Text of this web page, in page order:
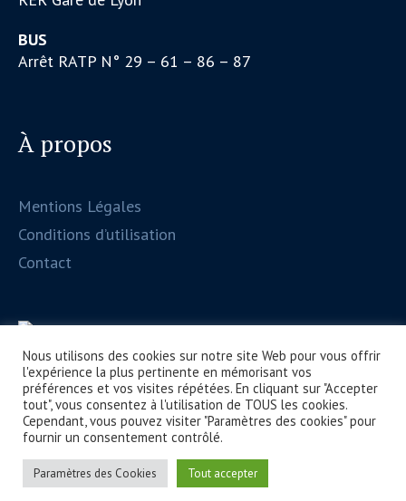
BUS
Arrêt RATP N° 29 – 61 – 86 – 87
À propos
Mentions Légales
Conditions d’utilisation
Contact
ESSPF © 2025 / Tous droits réservés
Nous utilisons des cookies sur notre site Web pour vous offrir
l'expérience la plus pertinente en mémorisant vos
préférences et vos visites répétées. En cliquant sur "Accepter
tout", vous consentez à l'utilisation de TOUS les cookies.
Cependant, vous pouvez visiter "Paramètres des cookies" pour
fournir un consentement contrôlé.
Paramètres des Cookies Tout accepter